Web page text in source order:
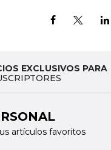
EXCLUSIVOS PARA
artículos favoritos